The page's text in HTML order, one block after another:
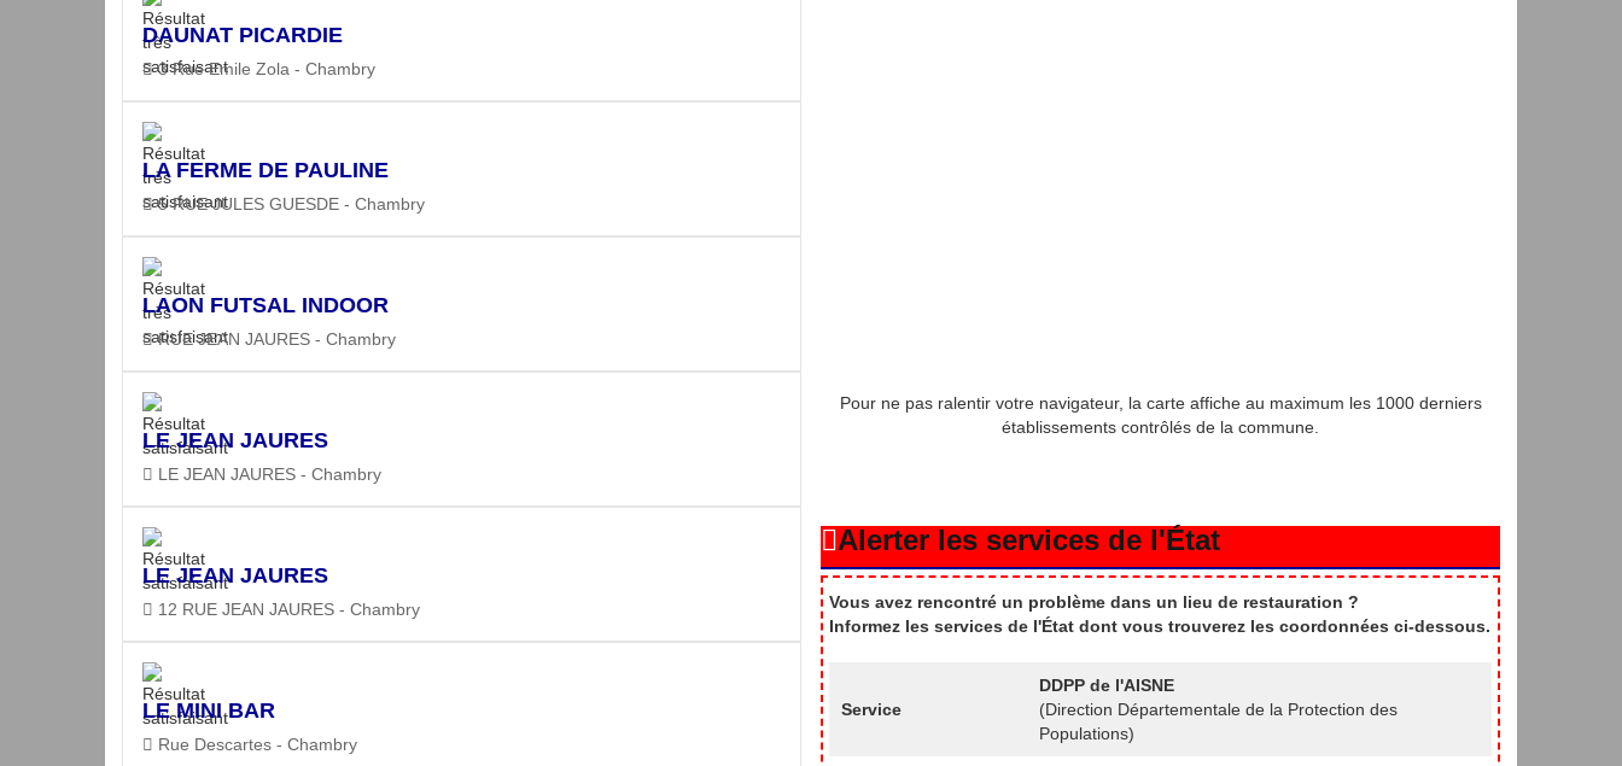
DAUNAT PICARDIE
3 Rue Emile Zola - Chambry
LA FERME DE PAULINE
5 RUE JULES GUESDE - Chambry
LAON FUTSAL INDOOR
RUE JEAN JAURES - Chambry
LE JEAN JAURES
LE JEAN JAURES - Chambry
LE JEAN JAURES
12 RUE JEAN JAURES - Chambry
LE MINI BAR
Rue Descartes - Chambry
Pour ne pas ralentir votre navigateur, la carte affiche au maximum les 1000 derniers
établissements contrôlés de la commune.
Alerter les services de l'État
Vous avez rencontré un problème dans un lieu de restauration ?
Informez les services de l'État dont vous trouverez les coordonnées ci-dessous.
Service
DDPP de l'AISNE
(Direction Départementale de la Protection des
Populations)